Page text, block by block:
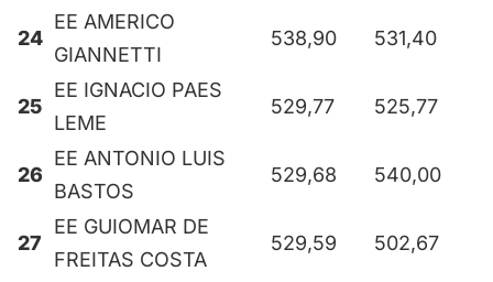
24
EE AMERICO
GIANNETTI
538,90 531,40
25
EE IGNACIO PAES
LEME
529,77 525,77
26
EE ANTONIO LUIS
BASTOS
529,68 540,00
27
EE GUIOMAR DE
FREITAS COSTA
529,59 502,67